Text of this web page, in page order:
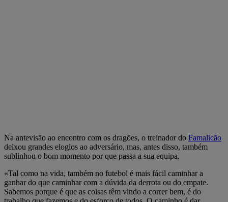
Na antevisão ao encontro com os dragões, o treinador do Famalicão
deixou grandes elogios ao adversário, mas, antes disso, também
sublinhou o bom momento por que passa a sua equipa.
«Tal como na vida, também no futebol é mais fácil caminhar a
ganhar do que caminhar com a dúvida da derrota ou do empate.
Sabemos porque é que as coisas têm vindo a correr bem, é do